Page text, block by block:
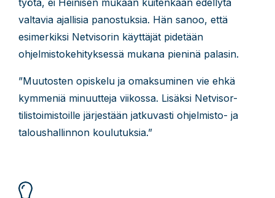
työtä, ei Heinisen mukaan kuitenkaan edellytä
valtavia ajallisia panostuksia. Hän sanoo, että
esimerkiksi Netvisorin käyttäjät pidetään
ohjelmistokehityksessä mukana pieninä palasin.
”Muutosten opiskelu ja omaksuminen vie ehkä
kymmeniä minuutteja viikossa. Lisäksi Netvisor-
tilistoimistoille järjestään jatkuvasti ohjelmisto- ja
taloushallinnon koulutuksia.”